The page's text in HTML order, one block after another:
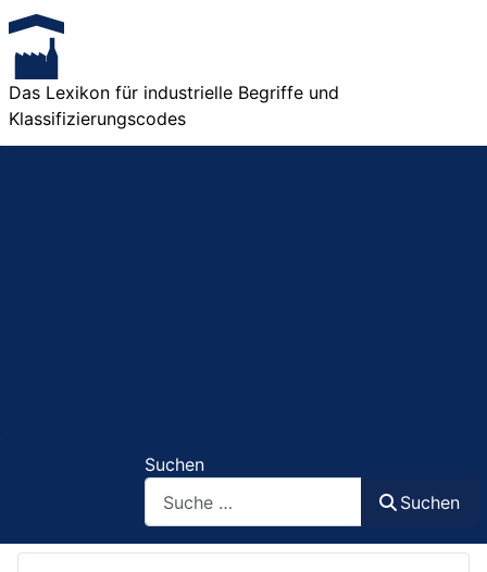
Das Lexikon für industrielle Begriffe und
Klassifizierungscodes
Suchen
Suchen